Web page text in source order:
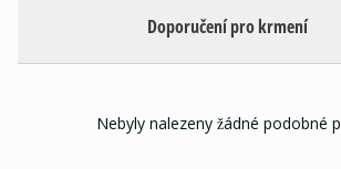
Doporučení pro krmení
Nebyly nalezeny žádné podobné